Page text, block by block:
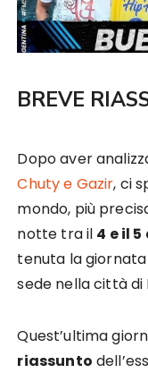
BREVE
Dopo aver
Chuty e Gazir, ci
mondo, più
notte tra il 4 e il
tenuta la giornata
sede nella città di
Quest’ultima
riassunto